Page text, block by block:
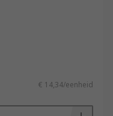
€ 14,34/eenheid